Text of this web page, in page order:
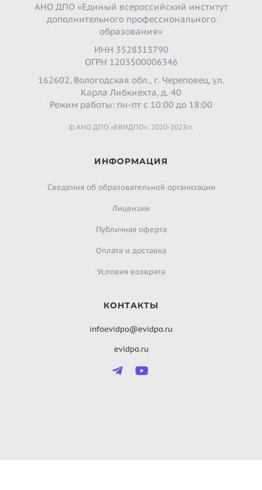
АНО ДПО «Единый всероссийский институт
дополнительного профессионального
образования»
ИНН 3528313790
ОГРН 1203500006346
162602, Вологодская обл., г. Череповец, ул.
Карла Либкнехта, д. 40
Режим работы: пн-пт с 10:00 до 18:00
© АНО ДПО «ЕВИДПО». 2020-2023гг.
ИНФОРМАЦИЯ
Сведения об образовательной организации
Лицензии
Публичная оферта
Оплата и доставка
Условия возврата
КОНТАКТЫ
infoevidpo@evidpo.ru
evidpo.ru